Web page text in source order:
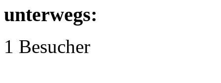
unterwegs:
1 Besucher